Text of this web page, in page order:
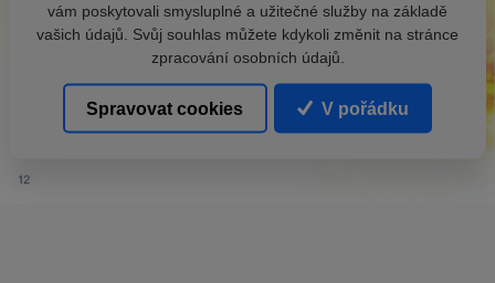
vám poskytovali smysluplné a užitečné služby na základě
vašich údajů. Svůj souhlas můžete kdykoli změnit na stránce
zpracování osobních údajů.
Spravovat cookies V pořádku